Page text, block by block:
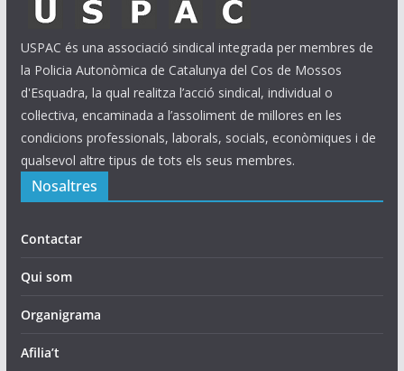
USPAC és una associació sindical integrada per membres de
la Policia Autonòmica de Catalunya del Cos de Mossos
d'Esquadra, la qual realitza l’acció sindical, individual o
col·lectiva, encaminada a l’assoliment de millores en les
condicions professionals, laborals, socials, econòmiques i de
qualsevol altre tipus de tots els seus membres.
Nosaltres
Contactar
Qui som
Organigrama
Afilia’t